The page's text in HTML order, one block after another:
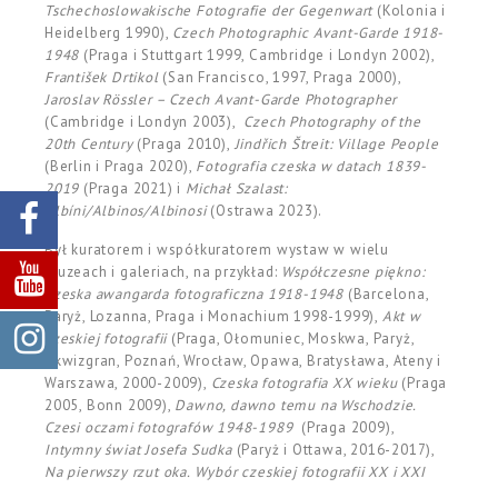
Tschechoslowakische Fotografie der Gegenwart(Kolonia i
Heidelberg 1990), Czech Photographic Avant-Garde 1918-
1948 (Praga i Stuttgart 1999, Cambridge i Londyn 2002),
František Drtikol(San Francisco, 1997, Praga 2000),
Jaroslav Rössler – Czech Avant-Garde Photographer
(Cambridge i Londyn 2003), Czech Photography of the
20th Century(Praga 2010),Jindřich Štreit: Village People
(Berlin i Praga 2020), Fotografia czeska w datach 1839-
2019 (Praga 2021) i Michał Szalast:
Albíni/Albinos/Albinosi(Ostrawa 2023).
Był kuratorem i współkuratorem wystaw w wielu
muzeach i galeriach, na przykład: Współczesne piękno:
Czeska awangarda fotograficzna 1918-1948 (Barcelona,
Paryż, Lozanna, Praga i Monachium 1998-1999), Akt w
czeskiej fotografii(Praga, Ołomuniec, Moskwa, Paryż,
Akwizgran, Poznań, Wrocław, Opawa, Bratysława, Ateny i
Warszawa, 2000-2009), Czeska fotografia XX wieku(Praga
2005, Bonn 2009), Dawno, dawno temu na Wschodzie.
Czesi oczami fotografów 1948-1989(Praga 2009),
Intymny świat Josefa Sudka(Paryż i Ottawa, 2016-2017),
Na pierwszy rzut oka. Wybór czeskiej fotografii XX i XXI